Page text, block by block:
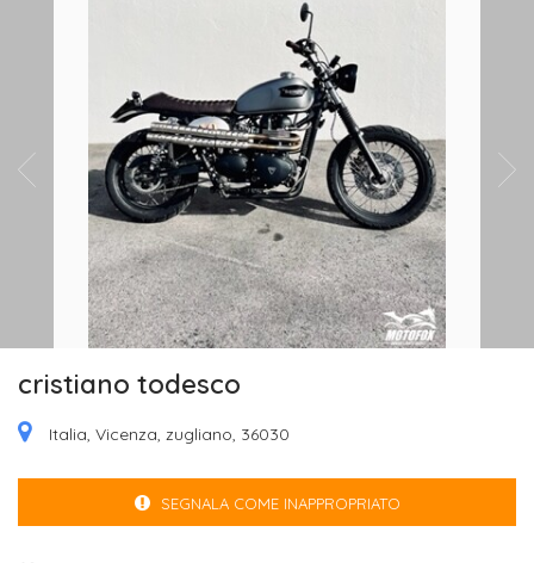
cristiano todesco
Italia, Vicenza, zugliano, 36030
SEGNALA COME INAPPROPRIATO